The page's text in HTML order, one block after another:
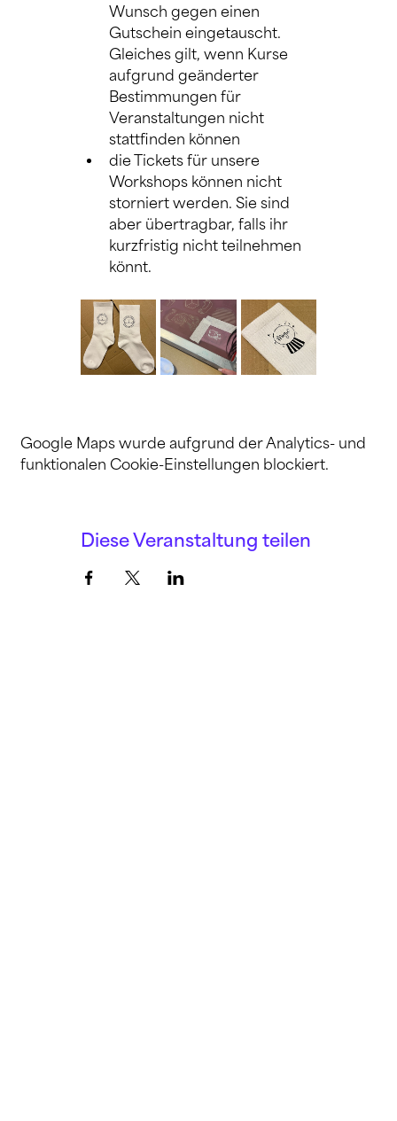
Wunsch gegen einen
Gutschein eingetauscht.
Gleiches gilt, wenn Kurse
aufgrund geänderter
Bestimmungen für
Veranstaltungen nicht
stattfinden können
die Tickets für unsere
Workshops können nicht
storniert werden. Sie sind
aber übertragbar, falls ihr
kurzfristig nicht teilnehmen
könnt.
Google Maps wurde aufgrund der Analytics- und
funktionalen Cookie-Einstellungen blockiert.
Diese Veranstaltung teilen